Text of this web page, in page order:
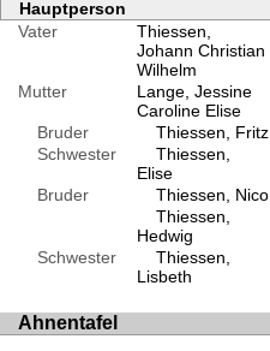
Hauptperson
Vater
Thiessen,
Johann Christian
Wilhelm
Mutter
Lange, Jessine
Caroline Elise
Bruder
Thiessen, Fritz
Schwester
Thiessen,
Elise
Bruder
Thiessen, Nico
Thiessen,
Hedwig
Schwester
Thiessen,
Lisbeth
Ahnentafel